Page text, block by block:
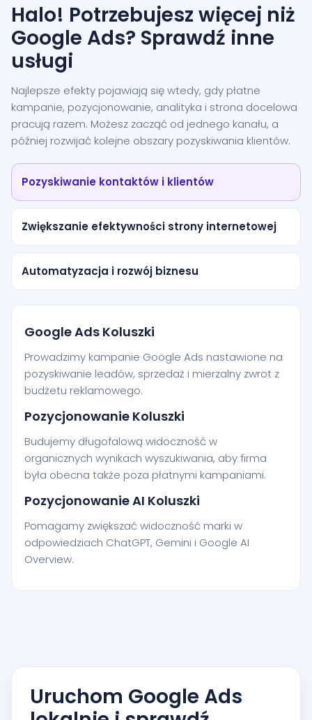
Halo! Potrzebujesz więcej niż
Google Ads? Sprawdź inne
usługi
Najlepsze efekty pojawiają się wtedy, gdy płatne
kampanie, pozycjonowanie, analityka i strona docelowa
pracują razem. Możesz zacząć od jednego kanału, a
później rozwijać kolejne obszary pozyskiwania klientów.
Pozyskiwanie kontaktów i klientów
Zwiększanie efektywności strony internetowej
Automatyzacja i rozwój biznesu
Google Ads Koluszki
Prowadzimy kampanie Google Ads nastawione na
pozyskiwanie leadów, sprzedaż i mierzalny zwrot z
budżetu reklamowego.
Pozycjonowanie Koluszki
Budujemy długofalową widoczność w
organicznych wynikach wyszukiwania, aby firma
była obecna także poza płatnymi kampaniami.
Pozycjonowanie AI Koluszki
Pomagamy zwiększać widoczność marki w
odpowiedziach ChatGPT, Gemini i Google AI
Overview.
Uruchom Google Ads